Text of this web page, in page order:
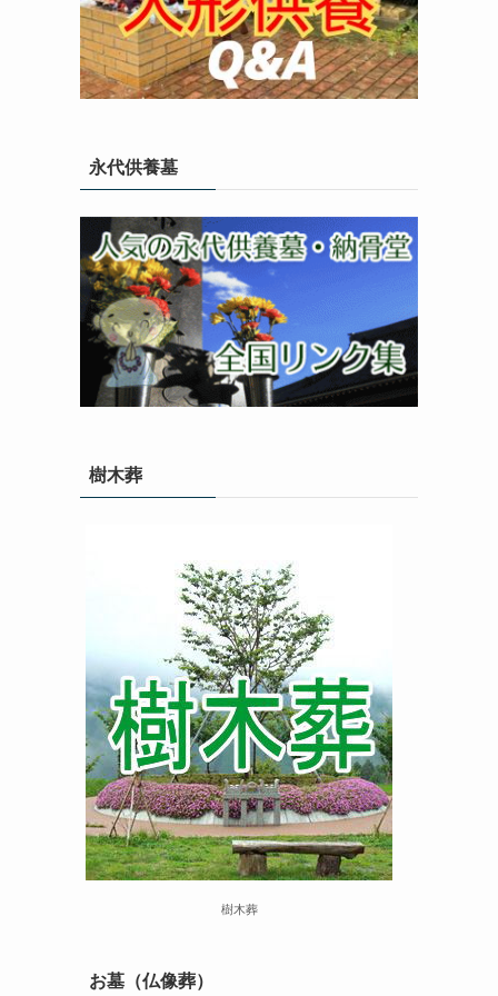
永代供養墓
樹木葬
樹木葬
お墓（仏像葬）